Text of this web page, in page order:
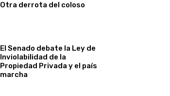
Otra derrota del coloso
El Senado debate la Ley de
Inviolabilidad de la
Propiedad Privada y el país
marcha